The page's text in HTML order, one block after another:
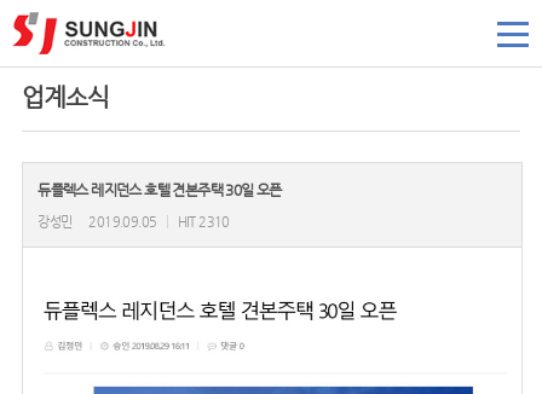
업계소식
듀플렉스 레지던스 호텔 견본주택 30일 오픈
강성민 2019.09.05 HIT 2310